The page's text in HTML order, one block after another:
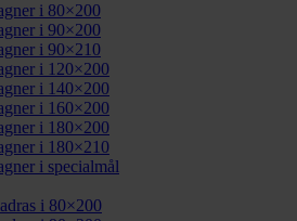
i 80×200
i 90×200
i 90×210
i 120×200
i 140×200
i 160×200
i 180×200
i 180×210
i specialmål
i 80×200